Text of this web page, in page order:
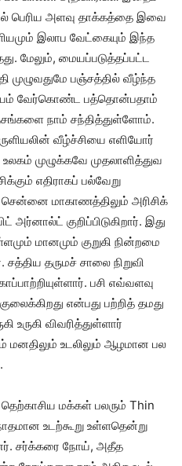
பெரிய அளவு தாக்கத்தை இவை
இலாப வேட்கையும் இந்த
மேலும், மையப்படுத்தப்பட்ட
முழுவதுமே பஞ்சத்தில் வீழ்ந்த
வேர்கொண்ட பத்தொன்பதாம்
நாம் சந்தித்துள்ளோம்.
வீழ்ச்சியை எளியோர்
முழுக்கவே முதலாளித்துவ
எதிராகப் பல்வேறு
மாகாணத்திலும் அரிசிக்
குறிப்பிடுகிறார். இது
மானமும் குறுகி நின்றமை
சத்திய தருமச் சாலை நிறுவி
பசி எவ்வளவு
என்பது பற்றித் தமது
உருகி விவரித்துள்ளார்
மனதிலும் உடலிலும் ஆழமான பல
மக்கள் பலரும் Thin
உடற்கூறு உள்ளதென்று
சர்க்கரை நோய், அதீத